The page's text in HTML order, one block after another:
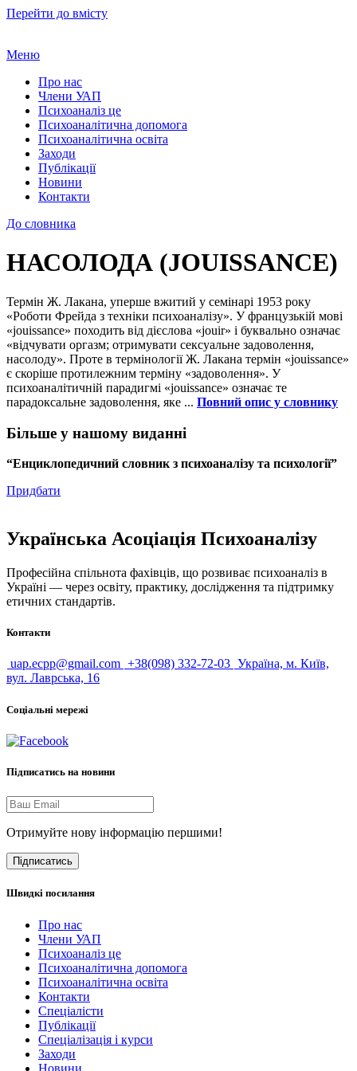
Перейти до вмісту
Меню
Про нас
Члени УАП
Психоаналіз це
Психоаналітична допомога
Психоаналітична освіта
Заходи
Публікації
Новини
Контакти
До словника
НАСОЛОДА (JOUISSANCE)
Термін Ж. Лакана, уперше вжитий у семінарі 1953 року
«Роботи Фрейда з техніки психоаналізу». У французькій мові
«jouissance» походить від дієслова «jouir» і буквально означає
«відчувати оргазм; отримувати сексуальне задоволення,
насолоду». Проте в термінології Ж. Лакана термін «jouissance»
є скоріше протилежним терміну «задоволення». У
психоаналітичній парадигмі «jouissance» означає те
парадоксальне задоволення, яке ... Повний опис у словнику
Більше у нашому виданні
“Енциклопедичний словник з психоаналізу та психології”
Придбати
Українська Асоціація Психоаналізу
Професійна спільнота фахівців, що розвиває психоаналіз в
Україні — через освіту, практику, дослідження та підтримку
етичних стандартів.
Контакти
uap.ecpp@gmail.com +38(098) 332-72-03 Україна, м. Київ,
вул. Лаврська, 16
Соціальні мережі
Підписатись на новини
Отримуйте нову інформацію першими!
Підписатись
Швидкі посилання
Про нас
Члени УАП
Психоаналіз це
Психоаналітична допомога
Психоаналітична освіта
Контакти
Спеціалісти
Публікації
Cпеціалізація і курси
Заходи
Новини